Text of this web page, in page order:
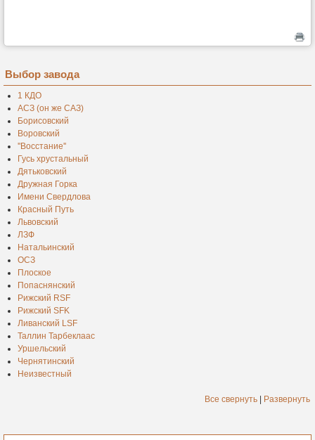
Выбор завода
1 КДО
АСЗ (он же САЗ)
Борисовский
Воровский
''Восстание''
Гусь хрустальный
Дятьковский
Дружная Горка
Имени Свердлова
Красный Путь
Львовский
ЛЗФ
Натальинский
ОСЗ
Плоское
Попаснянский
Рижский RSF
Рижский SFK
Ливанский LSF
Таллин Тарбеклаас
Уршельский
Чернятинский
Неизвестный
Все свернуть Развернуть